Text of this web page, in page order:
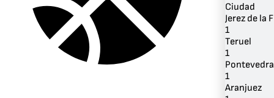
Ciudad
Jerez de la
1
Teruel
1
Pontevedra
1
Aranjuez